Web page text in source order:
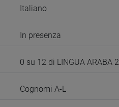
Italiano
In presenza
0 su 12 di LINGUA ARABA 2
Cognomi A-L